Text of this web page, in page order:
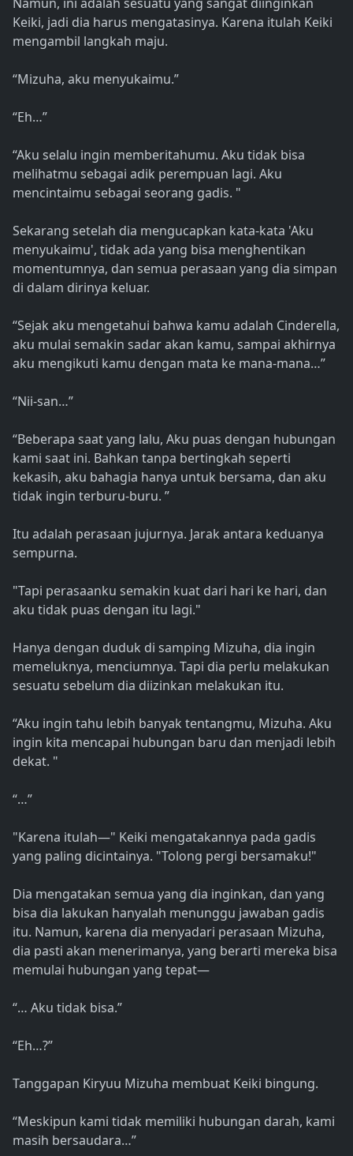
Keiki, jadi dia harus mengatasinya. Karena itulah Keiki
mengambil langkah maju.
“Mizuha, aku menyukaimu.”
“Eh…”
“Aku selalu ingin memberitahumu. Aku tidak bisa
melihatmu sebagai adik perempuan lagi. Aku
mencintaimu sebagai seorang gadis. "
Sekarang setelah dia mengucapkan kata-kata 'Aku
menyukaimu', tidak ada yang bisa menghentikan
momentumnya, dan semua perasaan yang dia simpan
di dalam dirinya keluar.
“Sejak aku mengetahui bahwa kamu adalah Cinderella,
aku mulai semakin sadar akan kamu, sampai akhirnya
aku mengikuti kamu dengan mata ke mana-mana…”
“Nii-san…”
“Beberapa saat yang lalu, Aku puas dengan hubungan
kami saat ini. Bahkan tanpa bertingkah seperti
kekasih, aku bahagia hanya untuk bersama, dan aku
tidak ingin terburu-buru. ”
Itu adalah perasaan jujurnya. Jarak antara keduanya
sempurna.
"Tapi perasaanku semakin kuat dari hari ke hari, dan
aku tidak puas dengan itu lagi."
Hanya dengan duduk di samping Mizuha, dia ingin
memeluknya, menciumnya. Tapi dia perlu melakukan
sesuatu sebelum dia diizinkan melakukan itu.
“Aku ingin tahu lebih banyak tentangmu, Mizuha. Aku
ingin kita mencapai hubungan baru dan menjadi lebih
dekat. "
“…”
"Karena itulah—" Keiki mengatakannya pada gadis
yang paling dicintainya. "Tolong pergi bersamaku!"
Dia mengatakan semua yang dia inginkan, dan yang
bisa dia lakukan hanyalah menunggu jawaban gadis
itu. Namun, karena dia menyadari perasaan Mizuha,
dia pasti akan menerimanya, yang berarti mereka bisa
memulai hubungan yang tepat—
“… Aku tidak bisa.”
“Eh…?”
Tanggapan Kiryuu Mizuha membuat Keiki bingung.
“Meskipun kami tidak memiliki hubungan darah, kami
masih bersaudara…”